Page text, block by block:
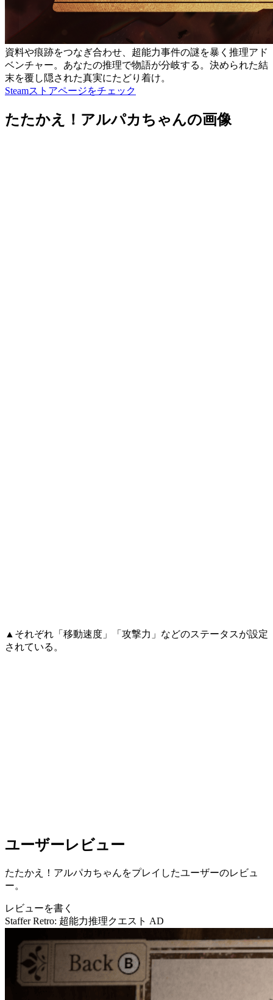
資料や痕跡をつなぎ合わせ、超能力事件の謎を暴く推理アド
ベンチャー。あなたの推理で物語が分岐する。決められた結
末を覆し隠された真実にたどり着け。
Steamストアページをチェック
たたかえ！アルパカちゃんの画像
▲それぞれ「移動速度」「攻撃力」などのステータスが設定
されている。
ユーザーレビュー
たたかえ！アルパカちゃんをプレイしたユーザーのレビュ
ー。
レビューを書く
Staffer Retro: 超能力推理クエスト AD